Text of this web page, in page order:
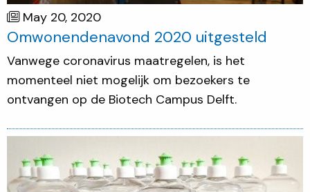
May 20, 2020
Omwonendenavond 2020 uitgesteld
Vanwege coronavirus maatregelen, is het
momenteel niet mogelijk om bezoekers te
ontvangen op de Biotech Campus Delft.